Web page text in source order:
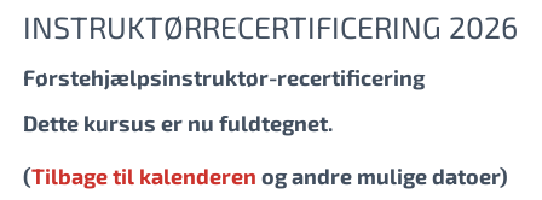
INSTRUKTØRRECERTIFICERING 2026
Førstehjælpsinstruktør-recertificering
Dette kursus er nu fuldtegnet.
(Tilbage til kalenderen og andre mulige datoer)